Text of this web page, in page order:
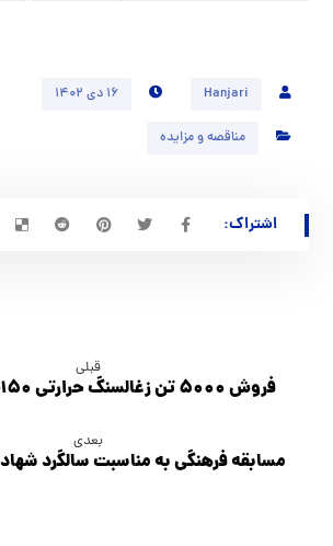
Hanjari ۱۶ دی ۱۴۰۲
مناقصه و مزایده
قبلی
فروش ۵۰۰۰ تن زغالسنگ حرارتی ۱۵۰-۰معدن آبنیل
بعدی
مسابقه فرهنگي به مناسبت سالگرد